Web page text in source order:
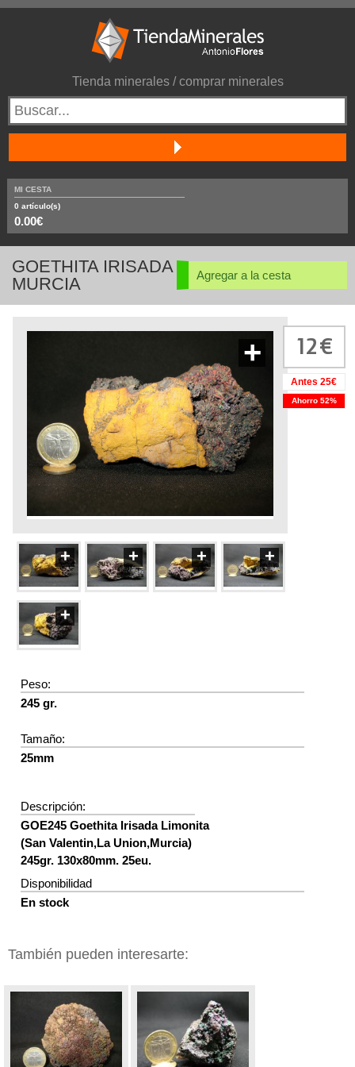
Tienda minerales / comprar minerales
MI CESTA
0 artículo(s)
0.00€
GOETHITA IRISADA
MURCIA
Agregar a la cesta
+
+ + + +
+
12
Antes 25€
Ahorro 52%
Peso:
245 gr.
Tamaño:
25mm
Descripción:
GOE245 Goethita Irisada Limonita
(San Valentin,La Union,Murcia)
245gr. 130x80mm. 25eu.
Disponibilidad
En stock
También pueden interesarte:
GOETHITA
IRISADA MURCIA
IRISADA MURCIA